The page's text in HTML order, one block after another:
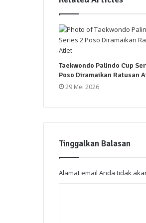
Taekwondo Palindo Cup
Poso Diramaikan Ratusan
29 Mei 2026
Tinggalkan Balasan
Alamat email Anda tidak